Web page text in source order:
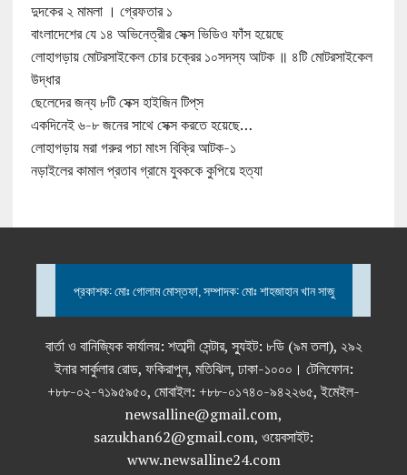
দুদকের ২ মামলা । গ্রেফতার ১
বাংলাদেশের যে ১৪ অভিনেত্রীর সেক্স ভিডিও ফাঁস হয়েছে
লোহাগড়ায় মোটরসাইকেল চোর চক্রের ১০সদস্য আটক ॥ ৪টি মোটরসাইকেল
উদ্ধার
ছেলেদের জন্য ৮টি সেক্স হাইজিন টিপ্‌স
একদিনেই ৬-৮ জনের সাথে সেক্স করতে হয়েছে…
লোহাগড়ায় মরা গরুর পচা মাংস বিক্রি আটক-১
নড়াইলের কামাল প্রতাব গ্রামে যুবককে কুপিয়ে হত্যা
প্রকাশক: মোঃ গোলাম মোস্তফা, সম্পাদক: মোঃ শাহজাহান খান সাজু
বার্তা ও বানিজ্যিক কার্যালয়: শতাব্দী সেন্টার, স্যুইট: ৮ডি (৯ম তলা), ২৯২
ইনার সার্কুলার রোড, ফকিরাপুল, মতিঝিল, ঢাকা-১০০০। টেলিফোন:
+৮৮-০২-৭১৯৫৯৫০, মোবাইল: +৮৮-০১৭৪০-৯৪২২৬৫, ইমেইল-
newsalline@gmail.com,
sazukhan62@gmail.com, ওয়েবসাইট:
www.newsalline24.com